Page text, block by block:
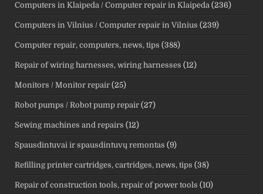
Computers in Klaipeda / Computer repair in Klaipeda (236)
Computers in Vilnius / Computer repair in Vilnius (239)
Computer repair, computers, news, tips (388)
Repair of wiring harnesses, wiring harnesses (12)
Monitors / Monitor repair (25)
Robot pumps / Robot pump repair (27)
Sewing machines and repairs (12)
Spausdintuvai ir spausdintuvų remontas (9)
Refilling printer cartridges, cartridges, news, tips (38)
Repair of construction tools, repair of power tools (10)